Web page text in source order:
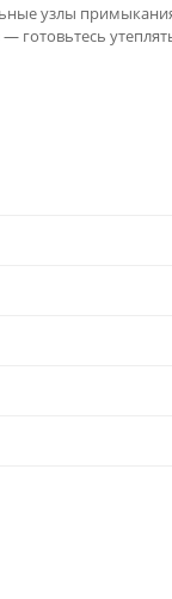
узлы
готовьтесь